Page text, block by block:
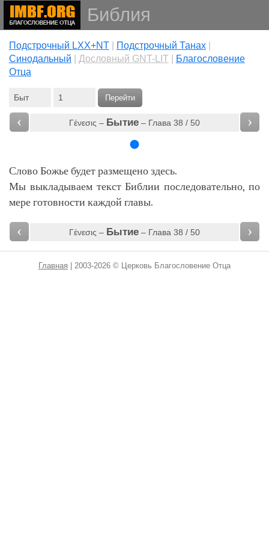
Библия
Подстрочный LXX+NT| Подстрочный Танах|
Cинодальный
Дословный GNT-LIT|
Благословение
Отца
Перейти
‹ Γένεσις – Бытие– Глава 38 / 50 ›
Слово Божье будет размещено здесь.
Мы выкладываем текст Библии последовательно, по
мере готовности каждой главы.
‹ Γένεσις – Бытие– Глава 38 / 50 ›
Главная | 2003-2026 © Церковь Благословение Отца